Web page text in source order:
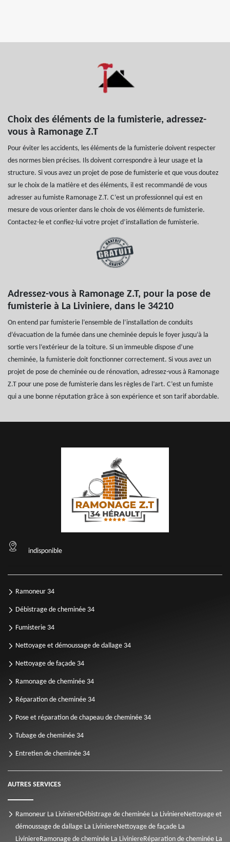
Choix des éléments de la fumisterie, adressez-
vous à Ramonage Z.T
Pour éviter les accidents, les éléments de la fumisterie doivent respecter
des normes bien précises. Ils doivent correspondre à leur usage et la
structure. Si vous avez un projet de pose de fumisterie et que vous doutez
sur le choix de la matière et des éléments, il est recommandé de vous
adresser au fumiste Ramonage Z.T. C’est un professionnel qui est en
mesure de vous orienter dans le choix de vos éléments de fumisterie.
Contactez-le et confiez-lui votre projet d’installation de fumisterie.
Adressez-vous à Ramonage Z.T, pour la pose de
fumisterie à La Liviniere, dans le 34210
On entend par fumisterie l’ensemble de l’installation de conduits
d’évacuation de la fumée dans une cheminée depuis le foyer jusqu’à la
sortie vers l’extérieur de la toiture. Si un immeuble dispose d’une
cheminée, la fumisterie doit fonctionner correctement. Si vous avez un
projet de pose de cheminée ou de rénovation, adressez-vous à Ramonage
Z.T pour une pose de fumisterie dans les règles de l’art. C’est un fumiste
qui a une bonne réputation grâce à son expérience et son tarif abordable.
indisponible
Ramoneur 34
Débistrage de cheminée 34
Fumisterie 34
Nettoyage et démoussage de dallage 34
Nettoyage de façade 34
Ramonage de cheminée 34
Réparation de cheminée 34
Pose et réparation de chapeau de cheminée 34
Tubage de cheminée 34
Entretien de cheminée 34
AUTRES SERVICES
Ramoneur La LiviniereDébistrage de cheminée La LiviniereNettoyage et
démoussage de dallage La LiviniereNettoyage de façade La
LiviniereRamonage de cheminée La LiviniereRéparation de cheminée La